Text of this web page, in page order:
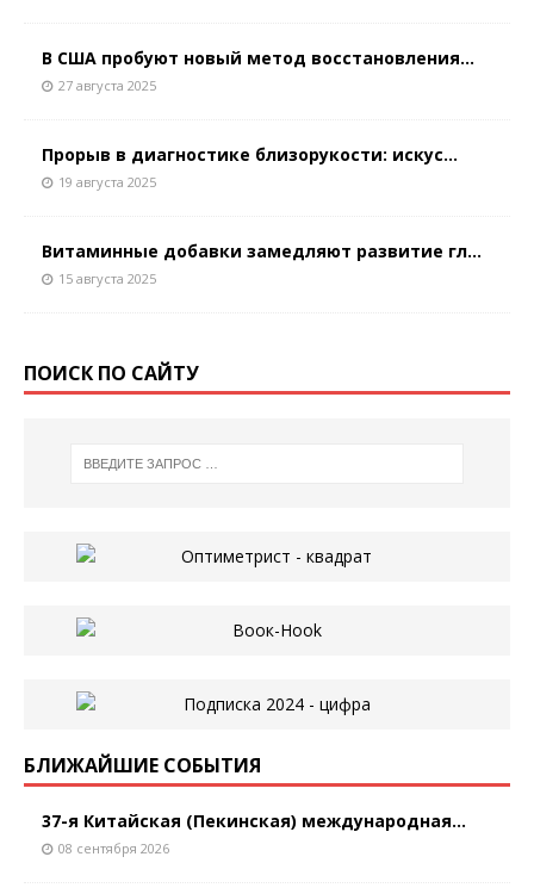
В США пробуют новый метод восстановления...
27 августа 2025
Прорыв в диагностике близорукости: искус...
19 августа 2025
Витаминные добавки замедляют развитие гл...
15 августа 2025
ПОИСК ПО САЙТУ
БЛИЖАЙШИЕ СОБЫТИЯ
37-я Китайская (Пекинская) международная...
08 сентября 2026